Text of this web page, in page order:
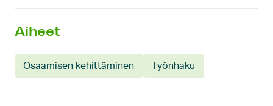
Aiheet
Osaamisen kehittäminen Työnhaku